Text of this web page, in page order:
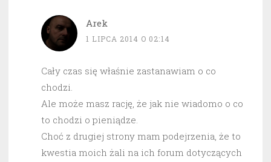
Arek
1 LIPCA 2014 O 02:14
Cały czas się właśnie zastanawiam o co
chodzi.
Ale może masz rację, że jak nie wiadomo o co
to chodzi o pieniądze.
Choć z drugiej strony mam podejrzenia, że to
kwestia moich żali na ich forum dotyczących